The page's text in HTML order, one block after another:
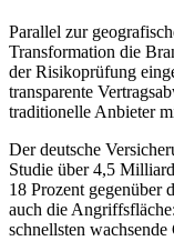
Parallel zur
Transformation die
der Risikoprüfung
transparente
traditionelle Anbieter
Der deutsche
Studie über 4,5
18 Prozent gegenüber
auch die
schnellsten